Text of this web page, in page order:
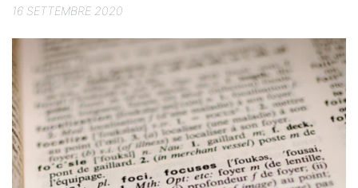
16 SETTEMBRE 2020